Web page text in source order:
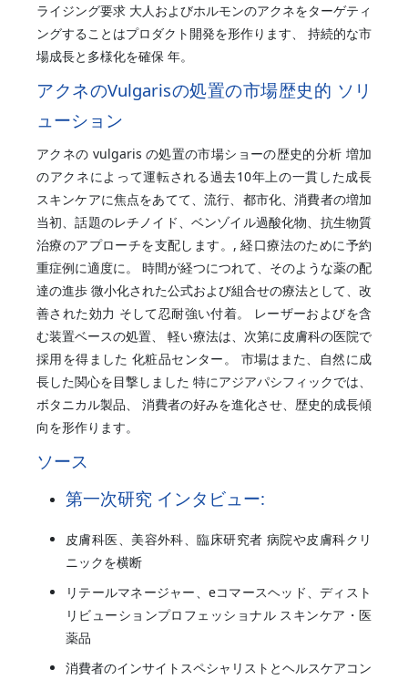
ライジング要求 大人およびホルモンのアクネをターゲティ
ングすることはプロダクト開発を形作ります、 持続的な市
場成長と多様化を確保 年。
アクネのVulgarisの処置の市場歴史的 ソリ
ューション
アクネの vulgaris の処置の市場ショーの歴史的分析 増加
のアクネによって運転される過去10年上の一貫した成長
スキンケアに焦点をあてて、流行、都市化、消費者の増加
当初、話題のレチノイド、ベンゾイル過酸化物、抗生物質
治療のアプローチを支配します。, 経口療法のために予約
重症例に適度に。 時間が経つにつれて、そのような薬の配
達の進歩 微小化された公式および組合せの療法として、改
善された効力 そして忍耐強い付着。 レーザーおよびを含
む装置ベースの処置、 軽い療法は、次第に皮膚科の医院で
採用を得ました 化粧品センター。 市場はまた、自然に成
長した関心を目撃しました 特にアジアパシフィックでは、
ボタニカル製品、 消費者の好みを進化させ、歴史的成長傾
向を形作ります。
ソース
第一次研究 インタビュー:
皮膚科医、美容外科、臨床研究者 病院や皮膚科クリ
ニックを横断
リテールマネージャー、eコマースヘッド、ディスト
リビューションプロフェッショナル スキンケア・医
薬品
消費者のインサイトスペシャリストとヘルスケアコン